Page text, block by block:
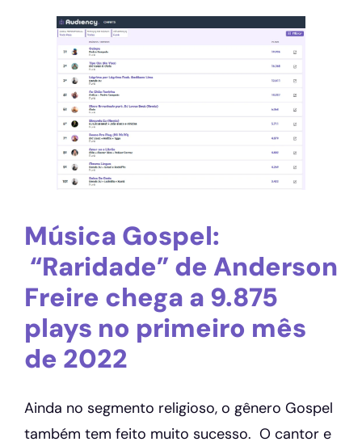
Música Gospel:
“Raridade” de Anderson
Freire chega a 9.875
plays no primeiro mês
de 2022
Ainda no segmento religioso, o gênero Gospel
também tem feito muito sucesso. O cantor e